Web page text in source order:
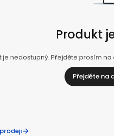
Produkt
nedostupný. Přejděte prosím
Přejděte na